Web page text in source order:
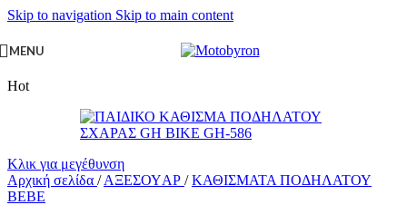
Skip to navigation Skip to main content
MENU
Hot
Κλικ για μεγέθυνση
Αρχική σελίδα / ΑΞΕΣΟΥAΡ / ΚΑΘΙΣΜΑΤΑ ΠΟΔΗΛΑΤΟΥ
BEBE